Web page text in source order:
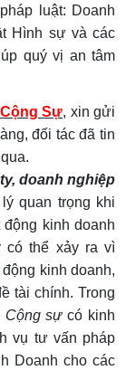
luật: Doanh
Hình sự và các
quý vị an tâm
Sự, xin gửi
đối tác đã tin
doanh nghiệp
quan trọng khi
kinh doanh
có thể xảy ra vì
kinh doanh,
tài chính. Trong
Cộng sựcó kinh
vụ tư vấn pháp
Doanh cho các